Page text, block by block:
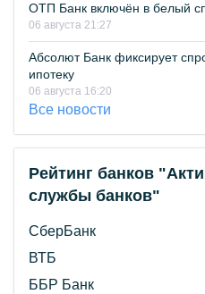
ОТП Банк включён в белый
06 августа 21:27
Абсолют Банк фиксирует
ипотеку
06 августа 16:20
Все новости
Рейтинг банков
службы банков"
СберБанк
ВТБ
ББР Банк